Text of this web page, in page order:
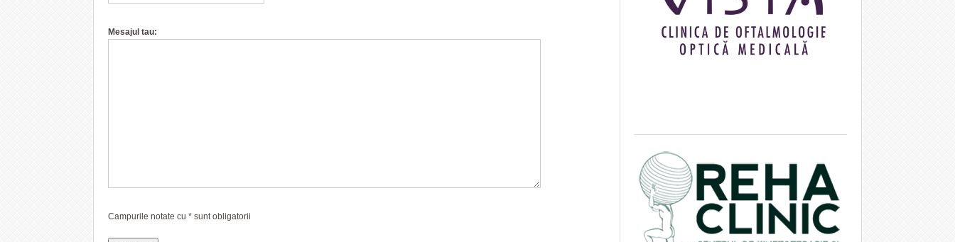
Mesajul tau:
Campurile notate cu * sunt obligatorii